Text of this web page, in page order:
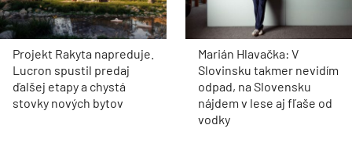
Projekt Rakyta napreduje.
Lucron spustil predaj
ďalšej etapy a chystá
stovky nových bytov
Marián Hlavačka: V
Slovinsku takmer nevidím
odpad, na Slovensku
nájdem v lese aj fľaše od
vodky